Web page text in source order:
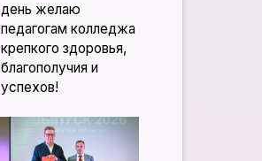
день желаю
педагогам колледжа
крепкого здоровья,
благополучия и
успехов!